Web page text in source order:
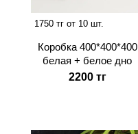
1750 тг от 10 шт.
Коробка 400*400*400
белая + белое дно
2200 тг